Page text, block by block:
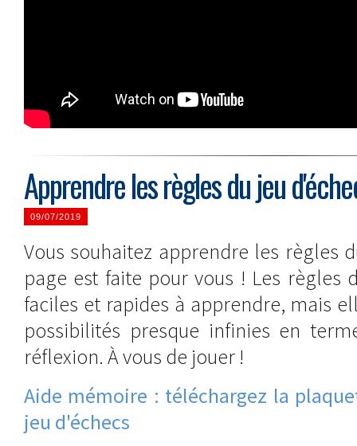
Apprendre les règles du jeu
09/07/2019
Vous souhaitez apprendre les règles
page est faite pour vous ! Les règles
faciles et rapides à apprendre, mais
possibilités presque infinies en
réflexion. À vous de jouer !
Aide mémoire : téléchargez la
jeu d'échecs